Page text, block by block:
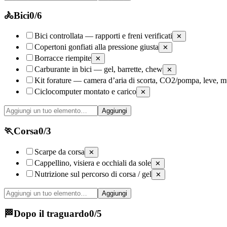
🚴Bici0/6
Bici controllata — rapporti e freni verificati ✕
Copertoni gonfiati alla pressione giusta ✕
Borracce riempite ✕
Carburante in bici — gel, barrette, chew ✕
Kit forature — camera d’aria di scorta, CO2/pompa, leve,
Ciclocomputer montato e carico ✕
Aggiungi
🏃Corsa0/3
Scarpe da corsa ✕
Cappellino, visiera e occhiali da sole ✕
Nutrizione sul percorso di corsa / gel ✕
Aggiungi
🏁Dopo il traguardo0/5